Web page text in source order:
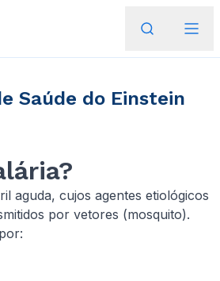
Saúde do Einstein
aguda, cujos agentes etiológicos
por vetores (mosquito).